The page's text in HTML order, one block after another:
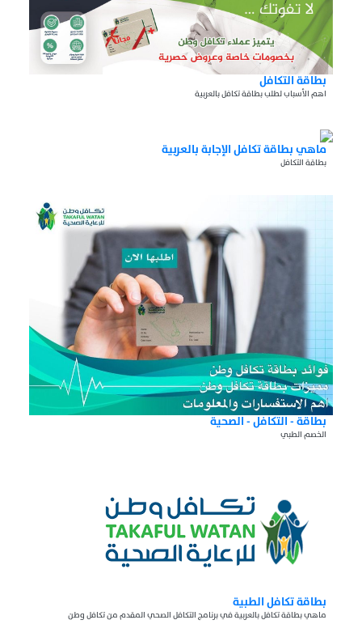
بطاقة التكافل
اهم الأسباب لطلب بطاقة تكافل بالعربية
ماهي بطاقة تكافل الإجابة بالعربية
بطاقة التكافل
بطاقة - التكافل - الصحية
الخصم الطبي
بطاقة تكافل الطبية
ماهي بطاقة تكافل بالعربية في برنامج التكافل الصحي المقدم من تكافل وطن